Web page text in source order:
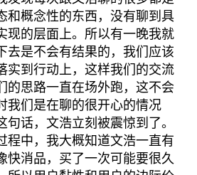
和概念性的东西，没有聊到具
现的层面上。所以有一晚我就
去是不会有结果的，我们应该
实到行动上，这样我们的交流
的思路一直在场外跑，这不会
我们是在聊的很开心的情况
话，文浩立刻被震惊到了。
程中，我大概知道文浩一直有
快消品，买了一次可能要很久